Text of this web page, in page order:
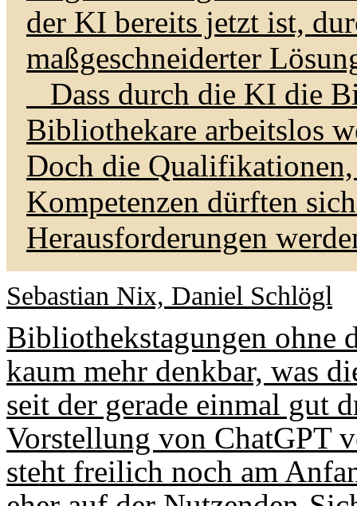
der KI bereits jetzt ist,
maßgeschneiderter
Dass durch die KI die
Bibliothekare arbeitslos
Doch die
Kompetenzen dürften
Herausforderungen
Sebastian Nix, Daniel Schlögl
Bibliothekstagungen ohne
kaum mehr denkbar, was
seit der gerade einmal gut
Vorstellung von ChatGPT
steht freilich noch am